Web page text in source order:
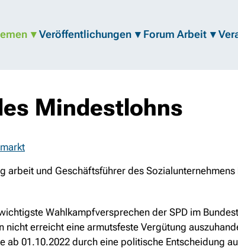
Veröffentlichungen Forum Arbeit
Mindestlohns
und Geschäftsführer des
Wahlkampfversprechen der SPD im
erreicht eine armutsfeste Vergütung
01.10.2022 durch eine politische Entscheidung